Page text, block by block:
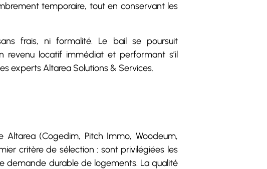
temporaire, tout en conservant les
frais, ni formalité. Le bail se poursuit
revenu locatif immédiat et performant s’il
experts Altarea Solutions & Services.
(Cogedim, Pitch Immo, Woodeum,
critère de sélection : sont privilégiées les
demande durable de logements. La qualité